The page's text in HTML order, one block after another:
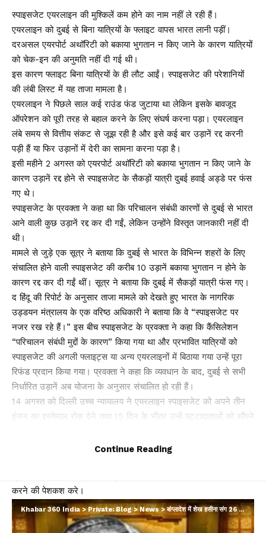
स्पाइसजेट एयरलाइन की मुश्किलें कम होने का नाम नहीं ले रही हैं।
एयरलाइन को दुबई से बिना यात्रियों के फ्लाइट वापस भारत लानी पड़ीं।
दरअसल एयरपोर्ट अथॉरिटी को बकाया भुगतान न किए जाने के कारण यात्रियों
को चेक-इन की अनुमति नहीं दी गई थी।
इस कारण फ्लाइट बिना यात्रियों के ही लौट आईं। स्पाइसजेट की परेशानियों
की लंबी लिस्ट में यह ताजा मामला है।
एयरलाइन ने पिछले साल कई राउंड फंड जुटाया था लेकिन इसके बावजूद
ऑपरेशन को पूरी तरह से बहाल करने के लिए संघर्ष करना पड़ा। एयरलाइन
लंबे समय से वित्तीय संकट से जूझ रही है और इसे कई बार उड़ानें रद्द करनी
पड़ी हैं या फिर उड़ानों में देरी का सामना करना पड़ा है।
इसी महीने 2 अगस्त को एयरपोर्ट अथॉरिटी को बकाया भुगतान न किए जाने के
कारण उड़ानें रद्द होने से स्पाइसजेट के सैकड़ों यात्री दुबई हवाई अड्डे पर फंस
गए थे।
स्पाइसजेट के प्रवक्ता ने कहा था कि परिचालन संबंधी कारणों से दुबई से भारत
आने वाली कुछ उड़ानें रद्द कर दी गईं, लेकिन उन्होंने विस्तृत जानकारी नहीं दी
थी।
मामले से जुड़े एक सूत्र ने बताया कि दुबई से भारत के विभिन्न शहरों के लिए
संचालित होने वाली स्पाइसजेट की करीब 10 उड़ानें बकाया भुगतान न होने के
कारण रद्द कर दी गईं थीं। सूत्र ने बताया कि दुबई में सैकड़ों यात्री फंस गए।
द हिंदू की रिपोर्ट के अनुसार ताजा मामले को देखते हुए भारत के नागरिक
उड्डयन मंत्रालय के एक वरिष्ठ अधिकारी ने बताया कि वे “स्पाइसजेट पर
नजर रख रहे हैं।” इस बीच स्पाइसजेट के प्रवक्ता ने कहा कि कैंसिलेशन
“परिचालन संबंधी मुद्दों के कारण” किया गया था और प्रभावित यात्रियों को
स्पाइसजेट की अगली फ्लाइट्स या अन्य एयरलाइनों में बिठाया गया उन्हें पूरा
रिफंड प्रदान किया गया। प्रवक्ता ने कहा कि व्यवधान के बाद, दुबई से सभी
निर्धारित उड़ानें अब योजना के अनुसार संचालित हो रही हैं।
14 अगस्त को दिल्ली उच्च न्यायालय ने एयरलाइन स्पाइसजेट को अपने तीन
इंजन का इस्तेमाल रोक देने तथा 15 दिन के भीतर उन्हें पट्टादाताओं को सौंपने
उच्च न्यायालय ने एयरलाइन को निर्देश दिया कि वह सात दिन के भीतर दिल्ली
करने की पेशकश करे।
न्यायमूर्ति मनमीत प्रीतम सिंह अरोड़ा ने आदेश में कहा, ‘‘इस अदालत के पास
प्रतिवादी (स्पाइसजेट) को यह निर्देश देने के अलावा कोई विकल्प नहीं है कि वह
Continue Reading
Khabar 360 India>Private: Blog>News>बांग्लादेश में शेख हसीना संग 26 बड़े पत्रकार और Ex SC जज भी बुरे फंसे, दर्ज हुआ नरसंहार का केस…